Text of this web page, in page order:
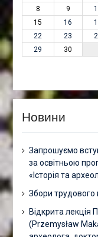
8
9
15
16
22
23
29
30
Новини
Запрошуємо
за освітньою
«Історія та
Збори
Відкрита
(Przemysław